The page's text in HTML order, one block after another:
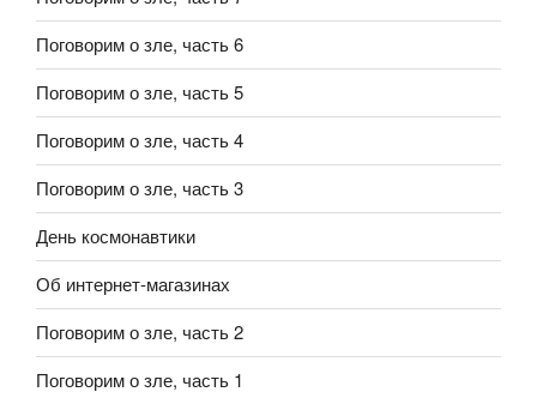
Поговорим о зле, часть 6
Поговорим о зле, часть 5
Поговорим о зле, часть 4
Поговорим о зле, часть 3
День космонавтики
Об интернет-магазинах
Поговорим о зле, часть 2
Поговорим о зле, часть 1